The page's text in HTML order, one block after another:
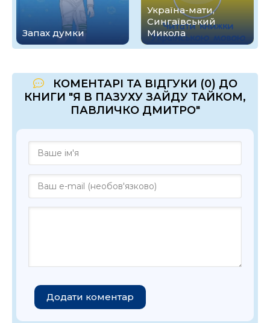
Запах думки
Україна-мати,
Сингаївський
Микола
КОМЕНТАРІ ТА ВІДГУКИ (0) ДО
КНИГИ "Я В ПАЗУХУ ЗАЙДУ ТАЙКОМ,
ПАВЛИЧКО ДМИТРО"
Додати коментар